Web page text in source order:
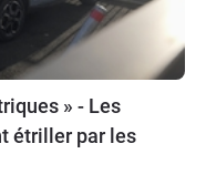
» - Les
étriller par les